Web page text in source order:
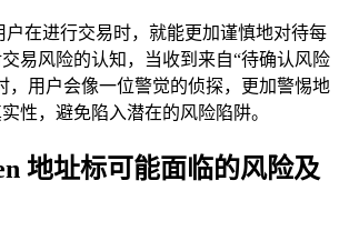
户在进行交易时，就能更加谨慎地对待每
易风险的认知，当收到来自“待确认风险
，用户会像一位警觉的侦探，更加警惕地
性，避免陷入潜在的风险陷阱。
地址标可能面临的风险及